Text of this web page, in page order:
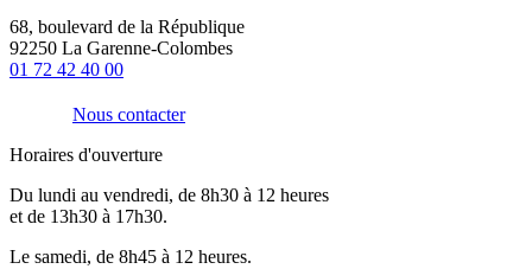
68, boulevard de la République
92250 La Garenne-Colombes
01 72 42 40 00
Nous contacter
Horaires d'ouverture
Du lundi au vendredi, de 8h30 à 12 heures
et de 13h30 à 17h30.
Le samedi, de 8h45 à 12 heures.